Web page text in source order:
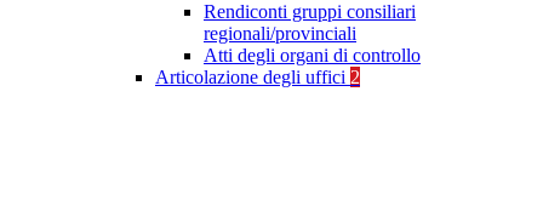
Rendiconti gruppi consiliari
regionali/provinciali
Atti degli organi di controllo
Articolazione degli uffici 2